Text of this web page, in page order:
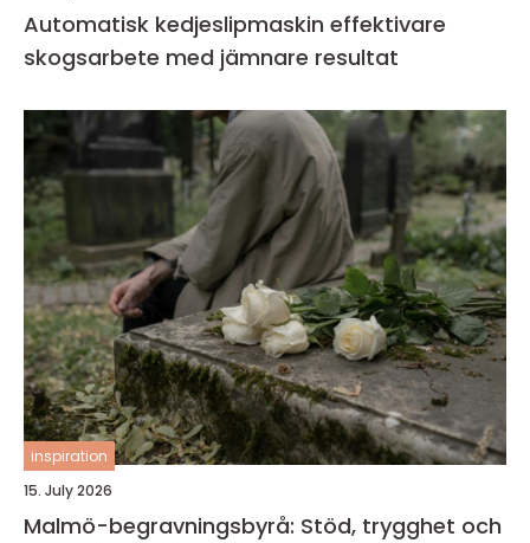
Automatisk kedjeslipmaskin effektivare
skogsarbete med jämnare resultat
inspiration
15. July 2026
Malmö-begravningsbyrå: Stöd, trygghet och